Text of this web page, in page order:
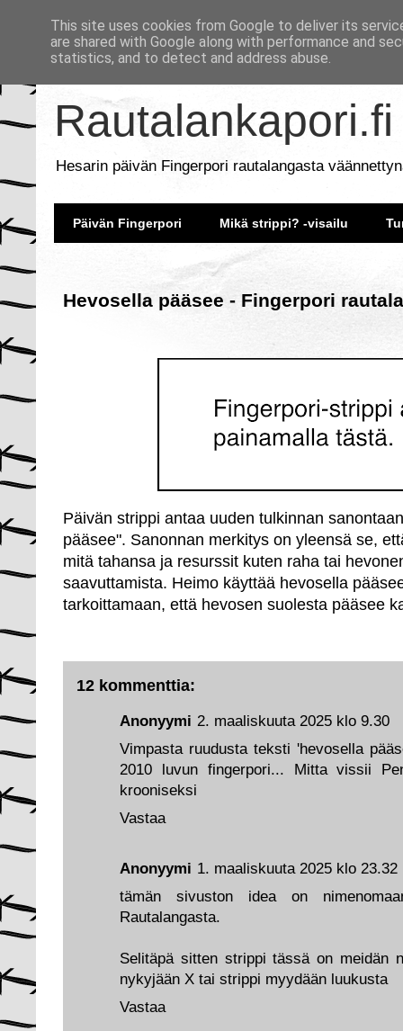
Rautalankapori.fi
Hesarin päivän Fingerpori rautalangasta
Päivän Fingerpori Mikä strippi? -visailu
Hevosella pääsee - Fingerpori
Päivän strippi antaa uuden tulkinnan
pääsee". Sanonnan merkitys on yleensä se,
mitä tahansa ja resurssit kuten raha tai
saavuttamista. Heimo käyttää hevosella
tarkoittamaan, että hevosen suolesta pääsee
12 kommenttia:
Anonyymi 1. maaliskuuta 2025 klo 23.32
tämän sivuston idea on
Rautalangasta.
Selitäpä sitten strippi tässä on meidän
nykyjään X tai strippi myydään luukusta
Vastaa
Anonyymi 2. maaliskuuta 2025 klo 9.30
Vimpasta ruudusta teksti 'hevosella
2010 luvun fingerpori... Mitta vissii
krooniseksi
Vastaa
This site uses cookies from Google to deliver its
are shared with Google along with performance and
statistics, and to detect and address abuse.